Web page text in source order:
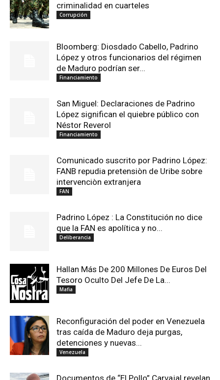
criminalidad en cuarteles
Corrupción
Bloomberg: Diosdado Cabello, Padrino
López y otros funcionarios del régimen
de Maduro podrían ser...
Financiamiento
San Miguel: Declaraciones de Padrino
López significan el quiebre público con
Néstor Reverol
Financiamiento
Comunicado suscrito por Padrino López:
FANB repudia pretensiòn de Uribe sobre
intervenciòn extranjera
FAN
Padrino López : La Constitución no dice
que la FAN es apolítica y no...
Deliberancia
Hallan Más De 200 Millones De Euros Del
Tesoro Oculto Del Jefe De La...
Mafia
Reconfiguración del poder en Venezuela
tras caída de Maduro deja purgas,
detenciones y nuevas...
Venezuela